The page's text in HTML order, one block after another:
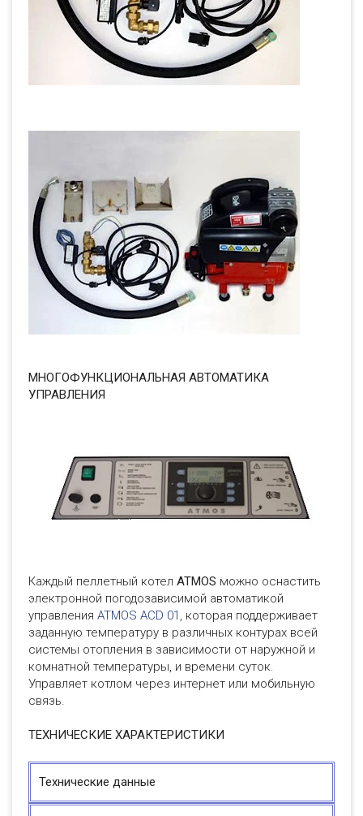
МНОГОФУНКЦИОНАЛЬНАЯ АВТОМАТИКА
УПРАВЛЕНИЯ
Каждый пеллетный котел ATMOS можно оснастить
электронной погодозависимой автоматикой
управления ATMOS ACD 01 , которая поддерживает
заданную температуру в различных контурах всей
системы отопления в зависимости от наружной и
комнатной температуры, и времени суток.
Управляет котлом через интернет или мобильную
связь.
ТЕХНИЧЕСКИЕ ХАРАКТЕРИСТИКИ
Технические данные